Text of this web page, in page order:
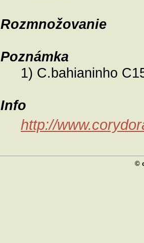
Rozmnožovanie
Poznámka
1) C.bahianinho
Info
http://
©